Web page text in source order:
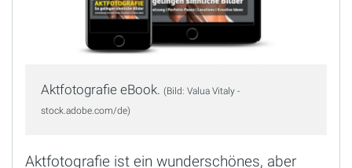
Aktfotografie eBook. (Bild: Valua Vitaly -
stock.adobe.com/de)
Aktfotografie ist ein wunderschönes, aber